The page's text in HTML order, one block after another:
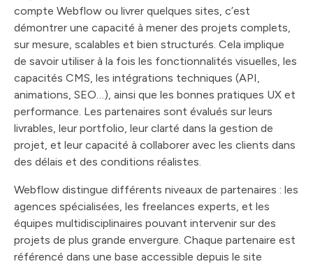
compte Webflow ou livrer quelques sites, c’est
démontrer une capacité à mener des projets complets,
sur mesure, scalables et bien structurés. Cela implique
de savoir utiliser à la fois les fonctionnalités visuelles, les
capacités CMS, les intégrations techniques (API,
animations, SEO…), ainsi que les bonnes pratiques UX et
performance. Les partenaires sont évalués sur leurs
livrables, leur portfolio, leur clarté dans la gestion de
projet, et leur capacité à collaborer avec les clients dans
des délais et des conditions réalistes.
Webflow distingue différents niveaux de partenaires : les
agences spécialisées, les freelances experts, et les
équipes multidisciplinaires pouvant intervenir sur des
projets de plus grande envergure. Chaque partenaire est
référencé dans une base accessible depuis le site